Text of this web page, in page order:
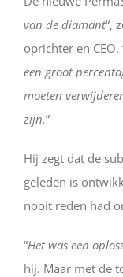
van de diamant“,
oprichter en CEO.
een groot
moeten
zijn.”
Hij zegt dat de
geleden is
nooit reden had
“Het was een
hij. Maar met de